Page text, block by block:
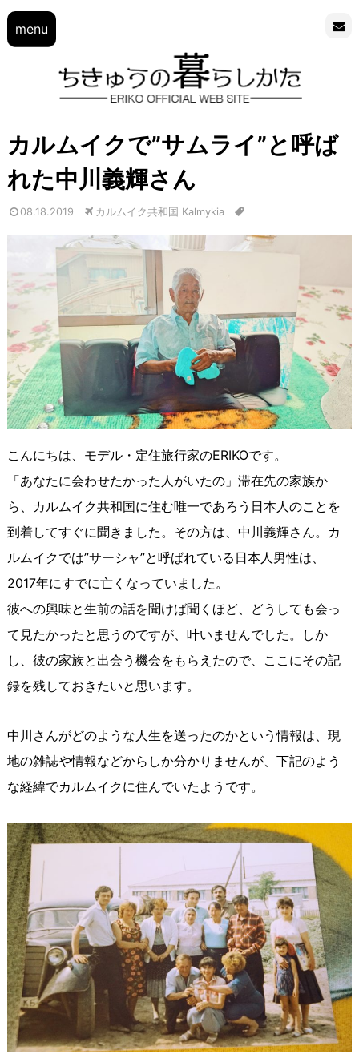
menu
カルムイクで”サムライ”と呼ば
れた中川義輝さん
08.18.2019 カルムイク共和国 Kalmykia
こんにちは、モデル・定住旅行家のERIKOです。
「あなたに会わせたかった人がいたの」滞在先の家族か
ら、カルムイク共和国に住む唯一であろう日本人のことを
到着してすぐに聞きました。その方は、中川義輝さん。カ
ルムイクでは”サーシャ”と呼ばれている日本人男性は、
2017年にすでに亡くなっていました。
彼への興味と生前の話を聞けば聞くほど、どうしても会っ
て見たかったと思うのですが、叶いませんでした。しか
し、彼の家族と出会う機会をもらえたので、ここにその記
録を残しておきたいと思います。
中川さんがどのような人生を送ったのかという情報は、現
地の雑誌や情報などからしか分かりませんが、下記のよう
な経緯でカルムイクに住んでいたようです。